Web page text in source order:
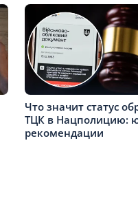
Что значит статус
ТЦК в Нацполицию:
рекомендации